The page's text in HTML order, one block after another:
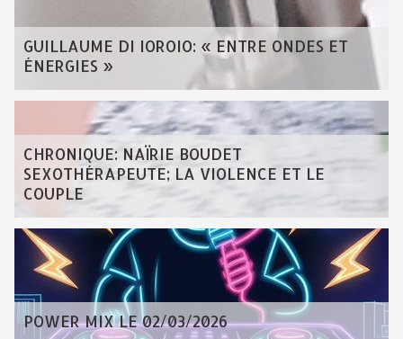
GUILLAUME DI IOROIO: « ENTRE ONDES ET
ÉNERGIES »
CHRONIQUE: NAÏRIE BOUDET
SEXOTHÉRAPEUTE; LA VIOLENCE ET LE
COUPLE
POWER MIX LE 02/03/2026